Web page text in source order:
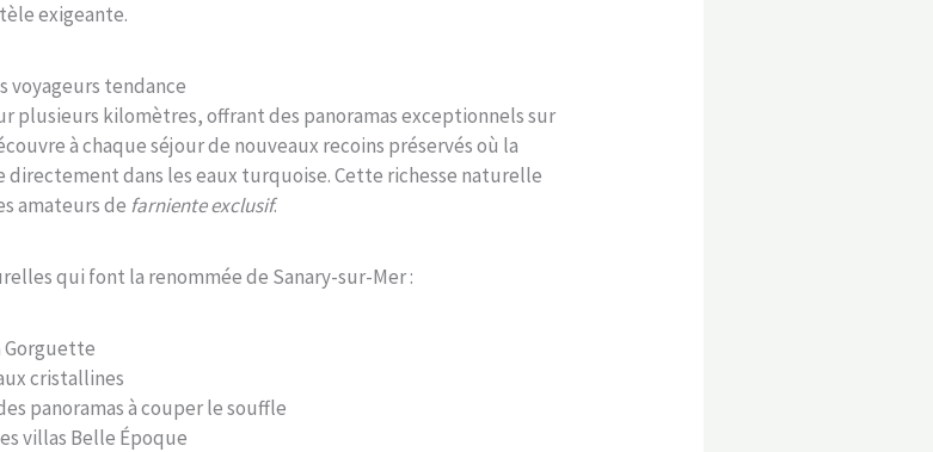
exigeante.
voyageurs tendance
plusieurs kilomètres, offrant des panoramas exceptionnels sur
à chaque séjour de nouveaux recoins préservés où la
dans les eaux turquoise. Cette richesse naturelle
amateurs de farniente exclusif.
qui font la renommée de Sanary-sur-Mer :
Gorguette
cristallines
panoramas à couper le souffle
villas Belle Époque